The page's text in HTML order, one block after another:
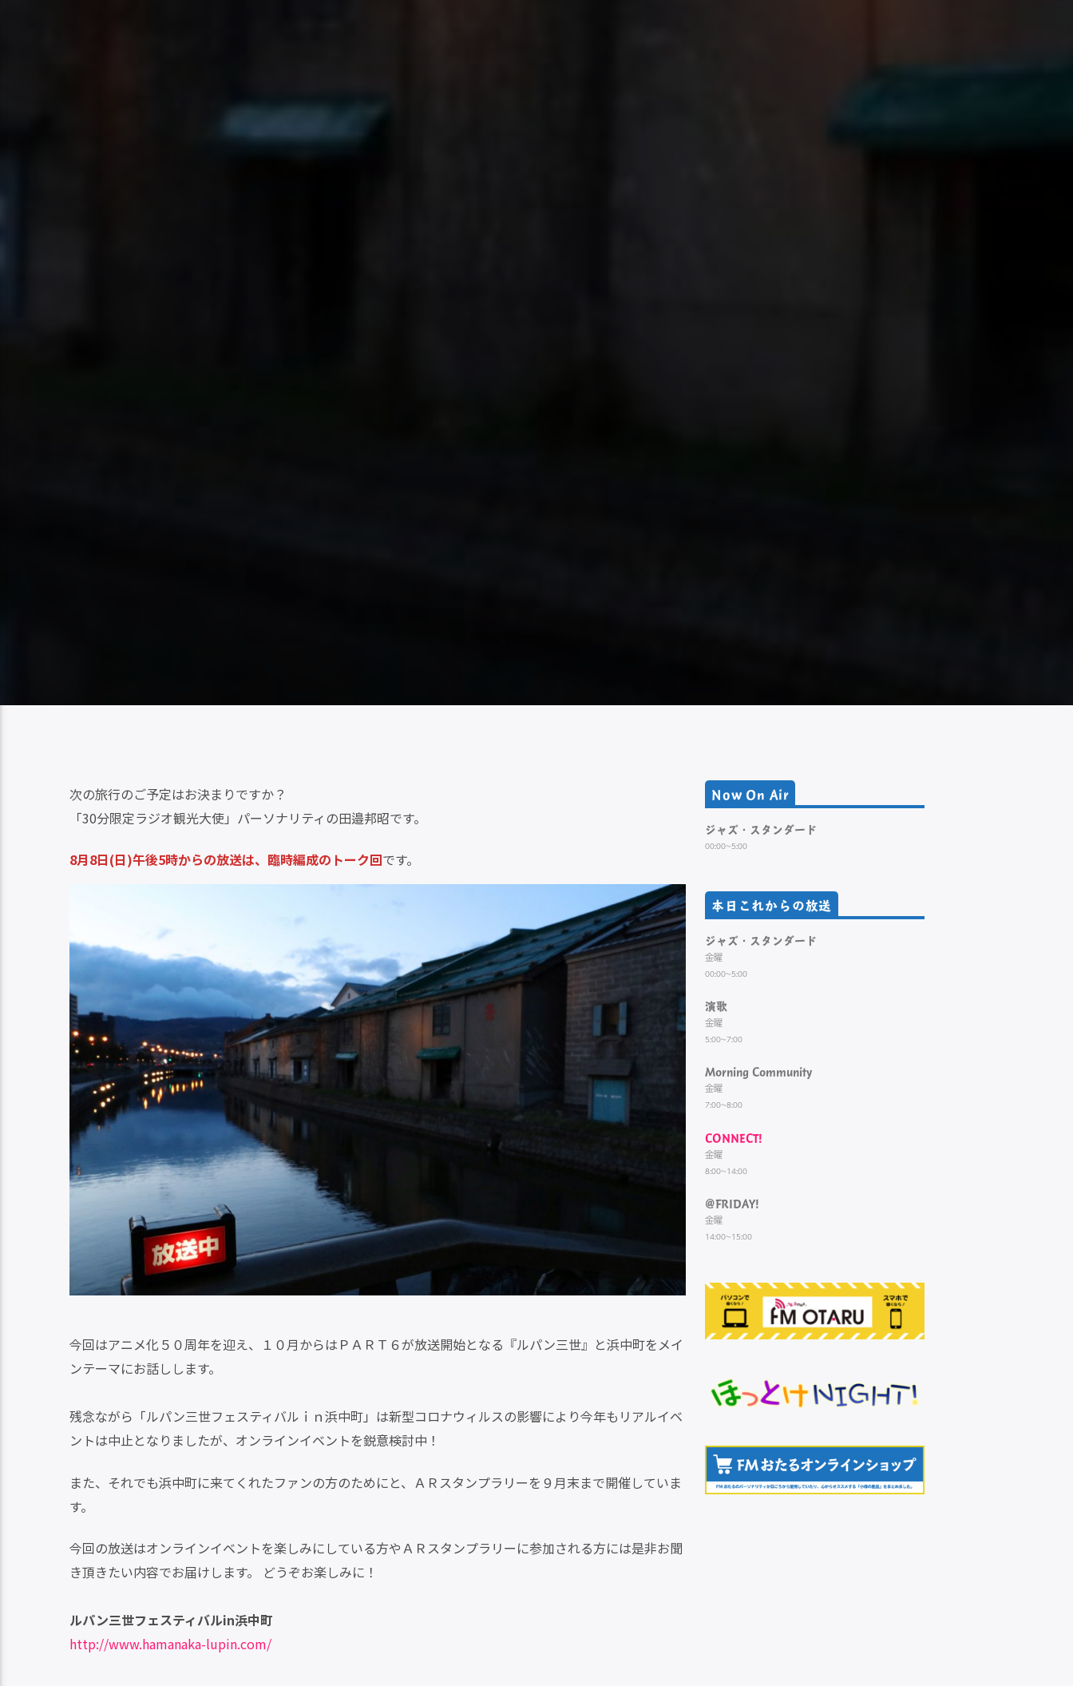
次の旅行のご予定はお決まりですか？
「30分限定ラジオ観光大使」パーソナリティの田邉邦昭です。
8月8日(日)午後5時からの放送は、臨時編成のトーク回です。
今回はアニメ化５０周年を迎え、１０月からはＰＡＲＴ６が放送開始となる『ルパン三世』と浜中町をメイ
ンテーマにお話しします。
残念ながら「ルパン三世フェスティバルｉｎ浜中町」は新型コロナウィルスの影響により今年もリアルイベ
ントは中止となりましたが、オンラインイベントを鋭意検討中！
また、それでも浜中町に来てくれたファンの方のためにと、ＡＲスタンプラリーを９月末まで開催していま
す。
今回の放送はオンラインイベントを楽しみにしている方やＡＲスタンプラリーに参加される方には是非お聞
き頂きたい内容でお届けします。 どうぞお楽しみに！
ルパン三世フェスティバルin浜中町
http://www.hamanaka-lupin.com/
Now On Air
ジャズ・スタンダード
00:00~5:00
本日これからの放送
ジャズ・スタンダード
金曜
00:00~5:00
演歌
金曜
5:00~7:00
Morning Community
金曜
7:00~8:00
CONNECT!
金曜
8:00~14:00
@FRIDAY!
金曜
14:00~15:00